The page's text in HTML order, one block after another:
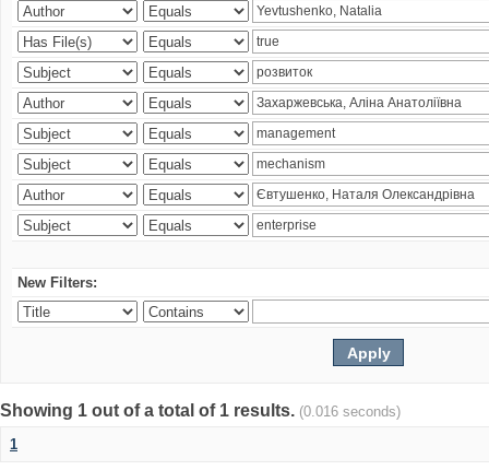
New Filters:
Showing 1 out of a total of 1 results. (0.016 seconds)
1